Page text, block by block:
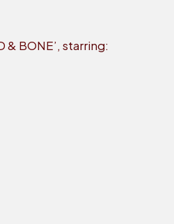
& BONE’, starring: